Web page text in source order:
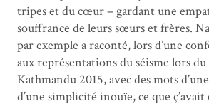
tripes et du cœur – gardant une
souffrance de leurs sœurs et frères.
par exemple a raconté, lors d’une
aux représentations du séisme lors
Kathmandu 2015, avec des mots
d’une simplicité inouïe, ce que ç’avait